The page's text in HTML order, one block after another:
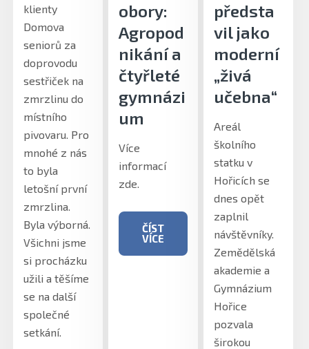
klienty
Domova
seniorů za
doprovodu
sestřiček na
zmrzlinu do
místního
pivovaru. Pro
mnohé z nás
to byla
letošní první
zmrzlina.
Byla výborná.
Všichni jsme
si procházku
užili a těšíme
se na další
společné
setkání.
obory:
Agropod
nikání a
čtyřleté
gymnázi
um
Více
informací
zde.
ČÍST
VÍCE
předsta
vil jako
moderní
„živá
učebna“
Areál
školního
statku v
Hořicích se
dnes opět
zaplnil
návštěvníky.
Zemědělská
akademie a
Gymnázium
Hořice
pozvala
širokou